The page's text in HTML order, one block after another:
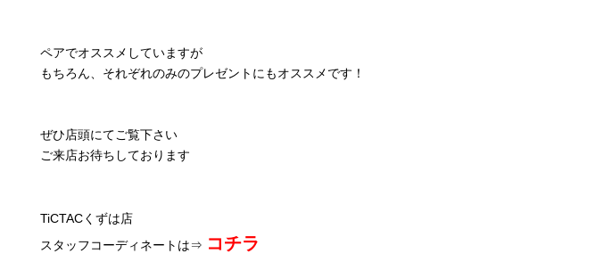
ペアでオススメしていますが
もちろん、それぞれのみのプレゼントにもオススメです！
ぜひ店頭にてご覧下さい
ご来店お待ちしております
TiCTACくずは店
スタッフコーディネートは⇒ コチラ